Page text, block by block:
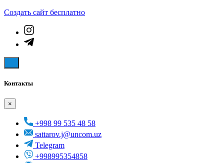
Создать cайт бесплатно
Контакты
×
+998 99 535 48 58
sattarov.j@uncom.uz
Telegram
+998995354858